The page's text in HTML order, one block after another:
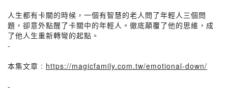
人生都有卡關的時候，一個有智慧的老人問了年輕人三個問
題，卻意外點醒了卡關中的年輕人。徹底顛覆了他的思維，成
了他人生重新轉彎的起點。
-
本集文章 : https://magicfamily.com.tw/emotional-down/
-